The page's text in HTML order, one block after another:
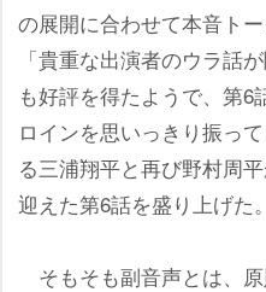
の展開に合わせて本音ト
「貴重な出演者のウラ話
も好評を得たようで、第6
ロインを思いっきり振っ
る三浦翔平と再び野村周
迎えた第6話を盛り上げた。
そもそも副音声とは、